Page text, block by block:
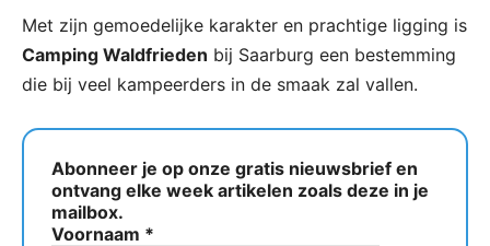
Met zijn gemoedelijke karakter en prachtige ligging is
Camping Waldfrieden bij Saarburg een bestemming
die bij veel kampeerders in de smaak zal vallen.
Abonneer je op onze gratis nieuwsbrief en
ontvang elke week artikelen zoals deze in je
mailbox.
Voornaam *